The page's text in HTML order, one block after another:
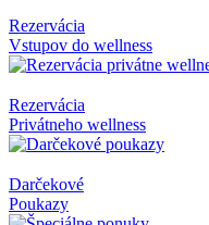
Rezervácia
Vstupov do wellness
Rezervácia
Privátneho wellness
Darčekové
Poukazy